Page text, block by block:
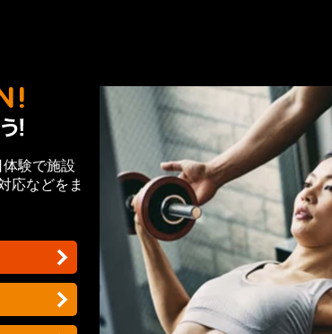
ヴィスポではじめよう！
体験で施設
応などをま